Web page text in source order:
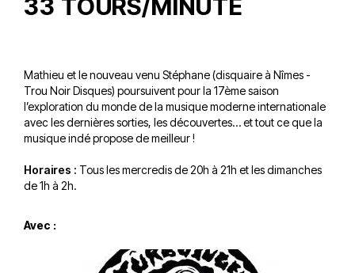
33 TOURS/MINUTE
Mathieu et le nouveau venu Stéphane (disquaire à Nîmes -
Trou Noir Disques) poursuivent pour la 17ème saison
l’exploration du monde de la musique moderne internationale
avec les dernières sorties, les découvertes… et tout ce que la
musique indé propose de meilleur !
Horaires : Tous les mercredis de 20h à 21h et les dimanches
de 1h à 2h.
Avec :